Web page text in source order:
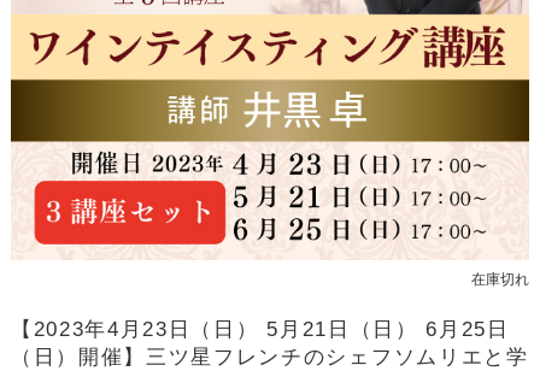
在庫切れ
【2023年4月23日（日） 5月21日（日） 6月25日
（日）開催】三ツ星フレンチのシェフソムリエと学